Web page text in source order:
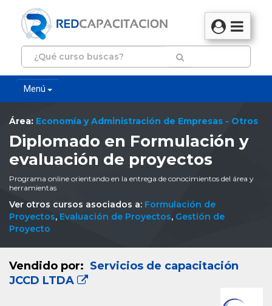
Menú
Área: Economía y Administración de Empresas - Otros
Diplomado en Formulación y
evaluación de proyectos
Programa online orientando en la entrega de conocimientos del área y
herramientas
Ver otros cursos asociados a: Formulación de
Proyectos, Evaluación de Proyectos, Gestión de
Proyecto
Vendido por: Servicios de capacitación
JCCD LTDA